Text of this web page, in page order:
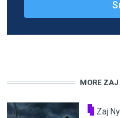
MORE
Zaj